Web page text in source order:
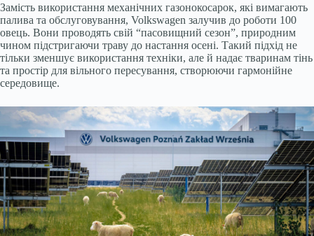
Замість використання механічних газонокосарок, які вимагають
палива та обслуговування, Volkswagen залучив до роботи 100
овець. Вони проводять свій “пасовищний сезон”, природним
чином підстригаючи траву до настання осені. Такий підхід не
тільки зменшує використання техніки, але й надає тваринам тінь
та простір для вільного пересування, створюючи гармонійне
середовище.